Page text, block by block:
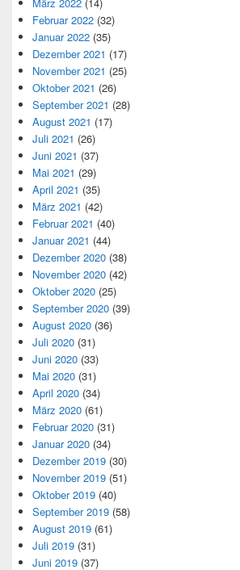
Februar 2022 (32)
Januar 2022 (35)
Dezember 2021 (17)
November 2021 (25)
Oktober 2021 (26)
September 2021 (28)
August 2021 (17)
Juli 2021 (26)
Juni 2021 (37)
Mai 2021 (29)
April 2021 (35)
März 2021 (42)
Februar 2021 (40)
Januar 2021 (44)
Dezember 2020 (38)
November 2020 (42)
Oktober 2020 (25)
September 2020 (39)
August 2020 (36)
Juli 2020 (31)
Juni 2020 (33)
Mai 2020 (31)
April 2020 (34)
März 2020 (61)
Februar 2020 (31)
Januar 2020 (34)
Dezember 2019 (30)
November 2019 (51)
Oktober 2019 (40)
September 2019 (58)
August 2019 (61)
Juli 2019 (31)
Juni 2019 (37)